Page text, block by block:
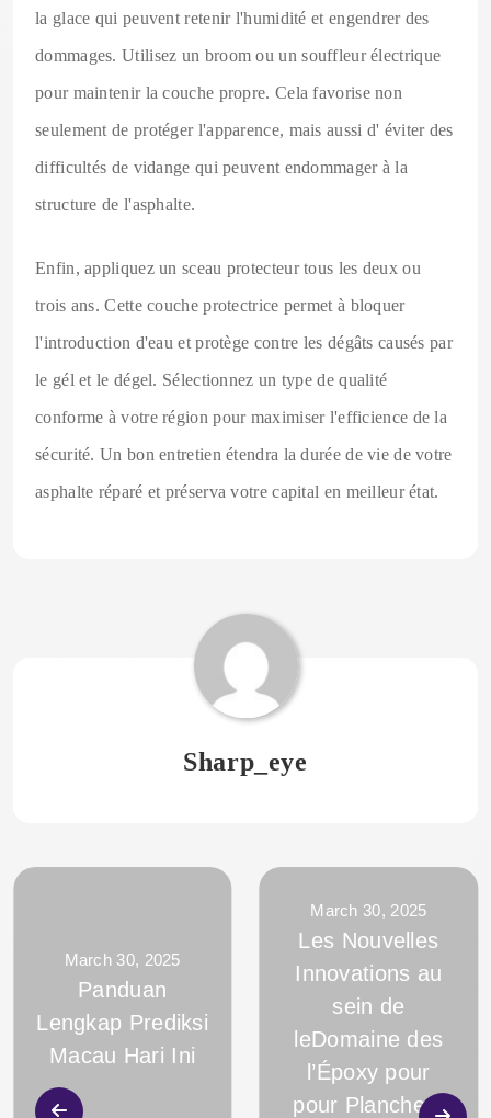
la glace qui peuvent retenir l'humidité et engendrer des
dommages. Utilisez un broom ou un souffleur électrique
pour maintenir la couche propre. Cela favorise non
seulement de protéger l'apparence, mais aussi d' éviter des
difficultés de vidange qui peuvent endommager à la
structure de l'asphalte.
Enfin, appliquez un sceau protecteur tous les deux ou
trois ans. Cette couche protectrice permet à bloquer
l'introduction d'eau et protège contre les dégâts causés par
le gél et le dégel. Sélectionnez un type de qualité
conforme à votre région pour maximiser l'efficience de la
sécurité. Un bon entretien étendra la durée de vie de votre
asphalte réparé et préserva votre capital en meilleur état.
Sharp_eye
March 30, 2025
Panduan
Lengkap Prediksi
Macau Hari Ini
March 30, 2025
Les Nouvelles
Innovations au
sein de
leDomaine des
l’Époxy pour
pour Planchers